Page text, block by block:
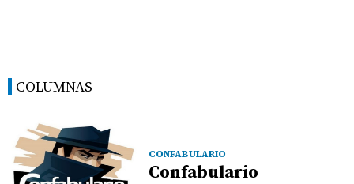
COLUMNAS
CONFABULARIO
Confabulario